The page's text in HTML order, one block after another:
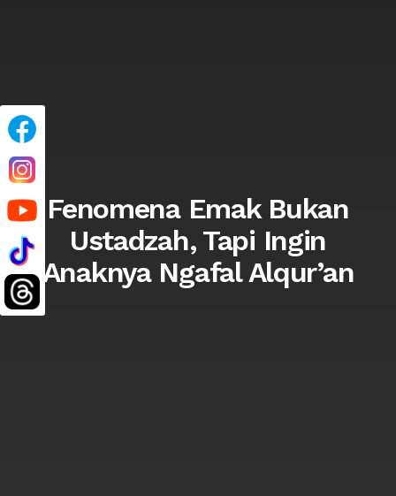
Fenomena Emak Bukan
Ustadzah, Tapi Ingin
Anaknya Ngafal Alqur’an